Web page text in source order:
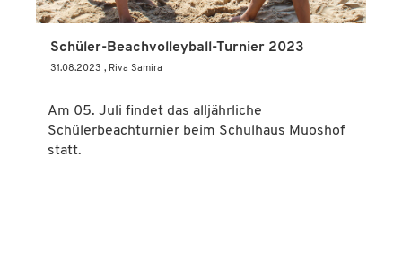
Schüler-Beachvolleyball-Turnier 2023
31.08.2023 , Riva Samira
Am 05. Juli findet das alljährliche
Schülerbeachturnier beim Schulhaus Muoshof
statt.